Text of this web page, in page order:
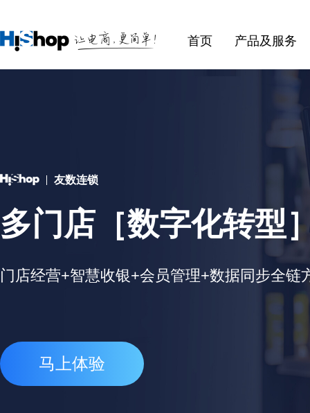
首页 产品及服务
友数连锁
多门店［数字化转型
门店经营+智慧收银+会员管理+数据同步全链
马上体验